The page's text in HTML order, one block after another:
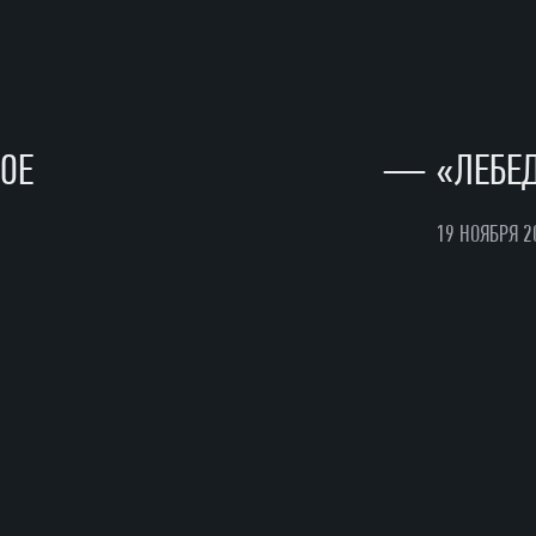
—
19 НОЯБРЯ